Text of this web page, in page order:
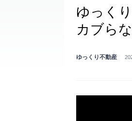
ゆっく
カブら
ゆっくり不動産